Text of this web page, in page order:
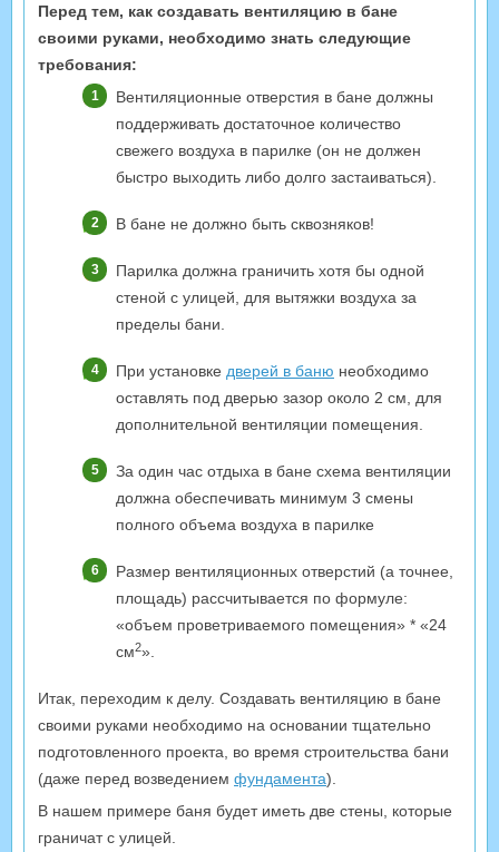
Перед тем, как создавать вентиляцию в бане
своими руками, необходимо знать следующие
требования:
Вентиляционные отверстия в бане должны
поддерживать достаточное количество
свежего воздуха в парилке (он не должен
быстро выходить либо долго застаиваться).
В бане не должно быть сквозняков!
Парилка должна граничить хотя бы одной
стеной с улицей, для вытяжки воздуха за
пределы бани.
При установке дверей в баню необходимо
оставлять под дверью зазор около 2 см, для
дополнительной вентиляции помещения.
За один час отдыха в бане схема вентиляции
должна обеспечивать минимум 3 смены
полного объема воздуха в парилке
Размер вентиляционных отверстий (а точнее,
площадь) рассчитывается по формуле:
«объем проветриваемого помещения» * «24
см2».
Итак, переходим к делу. Создавать вентиляцию в бане
своими руками необходимо на основании тщательно
подготовленного проекта, во время строительства бани
(даже перед возведением фундамента).
В нашем примере баня будет иметь две стены, которые
граничат с улицей.